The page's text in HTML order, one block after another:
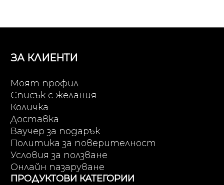
ЗА КЛИЕНТИ
Моят профил
Списък с желания
Количка
Доставка
Ваучер за подарък
Политика за поверителност
Условия за ползване
Онлайн пазаруване
ПРОДУКТОВИ КАТЕГОРИИ